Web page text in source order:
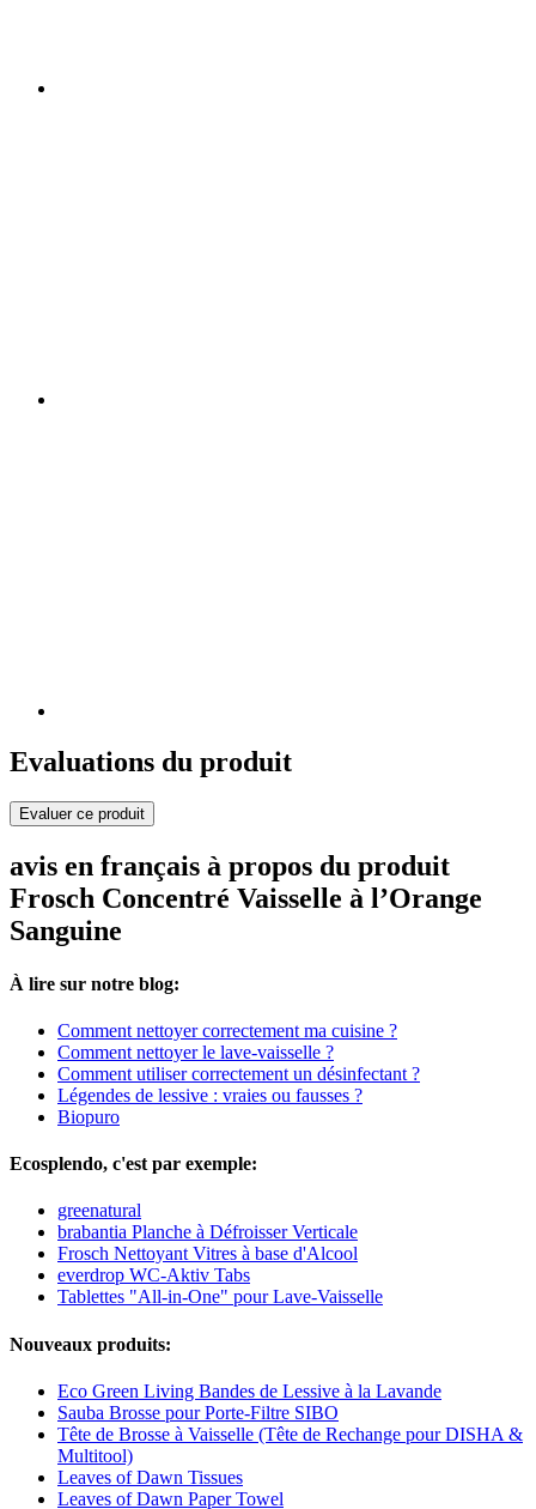
Evaluations du produit
Evaluer ce produit
avis en français à propos du produit
Frosch Concentré Vaisselle à l’Orange
Sanguine
À lire sur notre blog:
Comment nettoyer correctement ma cuisine ?
Comment nettoyer le lave-vaisselle ?
Comment utiliser correctement un désinfectant ?
Légendes de lessive : vraies ou fausses ?
Biopuro
Ecosplendo, c'est par exemple:
greenatural
brabantia Planche à Défroisser Verticale
Frosch Nettoyant Vitres à base d'Alcool
everdrop WC-Aktiv Tabs
Tablettes "All-in-One" pour Lave-Vaisselle
Nouveaux produits:
Eco Green Living Bandes de Lessive à la Lavande
Sauba Brosse pour Porte-Filtre SIBO
Tête de Brosse à Vaisselle (Tête de Rechange pour DISHA &
Multitool)
Leaves of Dawn Tissues
Leaves of Dawn Paper Towel